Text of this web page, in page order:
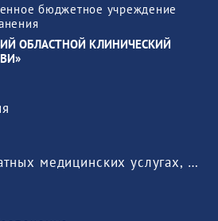
бюджетное учреждение
ОБЛАСТНОЙ КЛИНИЧЕСКИЙ
Информация о платных медицинских услугах, предоставляемых медицинской организацией